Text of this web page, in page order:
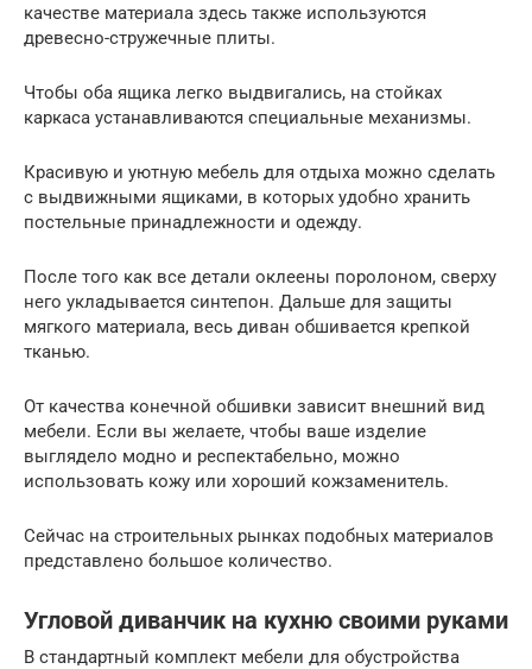
качестве материала здесь также используются
древесно-стружечные плиты.
Чтобы оба ящика легко выдвигались, на стойках
каркаса устанавливаются специальные механизмы.
Красивую и уютную мебель для отдыха можно сделать
с выдвижными ящиками, в которых удобно хранить
постельные принадлежности и одежду.
После того как все детали оклеены поролоном, сверху
него укладывается синтепон. Дальше для защиты
мягкого материала, весь диван обшивается крепкой
тканью.
От качества конечной обшивки зависит внешний вид
мебели. Если вы желаете, чтобы ваше изделие
выглядело модно и респектабельно, можно
использовать кожу или хороший кожзаменитель.
Сейчас на строительных рынках подобных материалов
представлено большое количество.
Угловой диванчик на кухню своими руками
В стандартный комплект мебели для обустройства